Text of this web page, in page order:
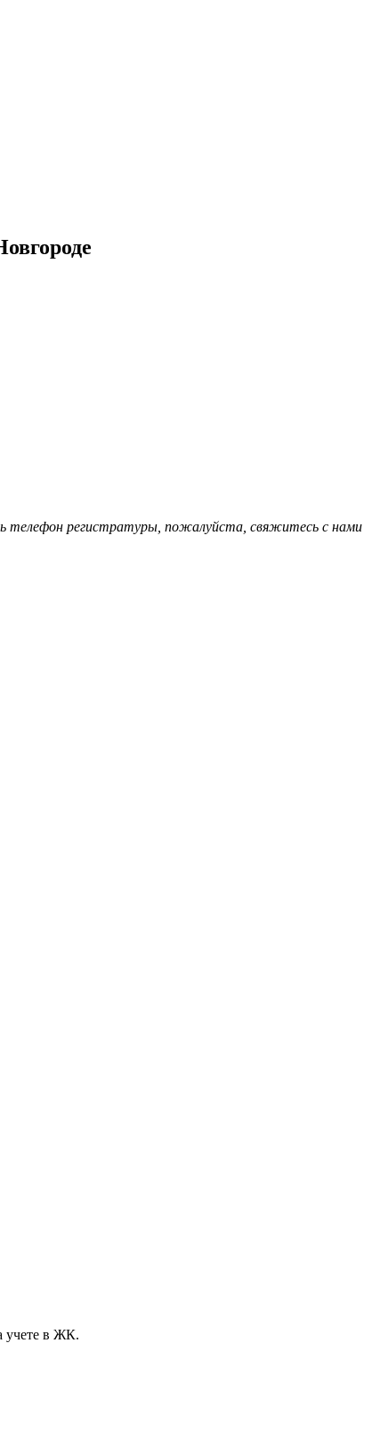
телефон регистратуры, пожалуйста, свяжитесь с нами
учете в ЖК.